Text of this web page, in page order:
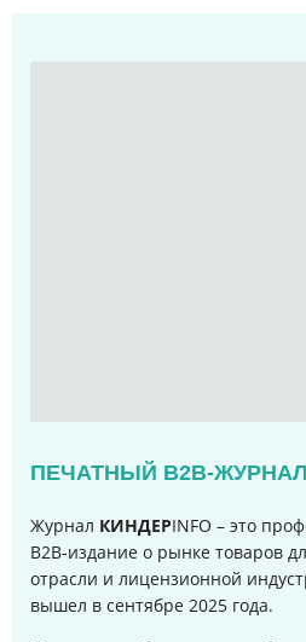
ПЕЧАТНЫЙ B2B-
Журнал КИНДЕРINFO – это
B2B-издание о рынке товаров
отрасли и лицензионной
вышел в сентябре 2025 года.